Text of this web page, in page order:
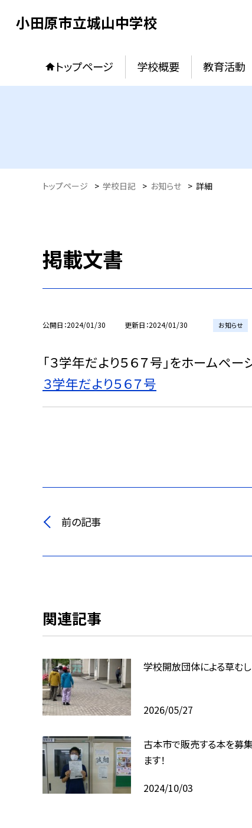
小田原市立城山中学校
トップページ 学校概要 教育活動
トップページ > 学校日記 > お知らせ > 詳細
掲載文書
公開日 2024/01/30 更新日 2024/01/30 お知らせ
「３学年だより５６７号」をホームペー
３学年だより５６７号
前の記事
関連記事
学校開放団体による草む
2026/05/27
古本市で販売する本を募
ます！
2024/10/03